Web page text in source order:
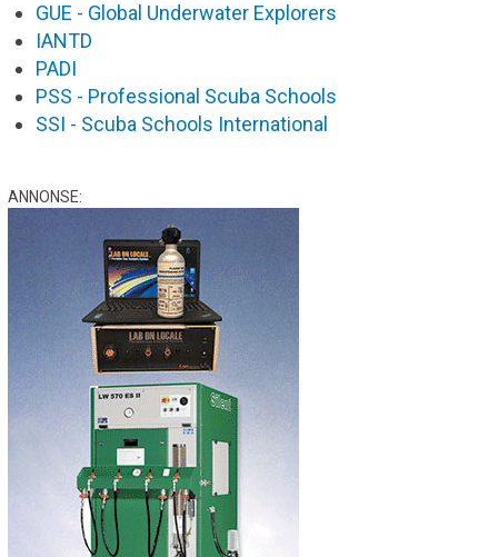
GUE - Global Underwater Explorers
IANTD
PADI
PSS - Professional Scuba Schools
SSI - Scuba Schools International
ANNONSE: